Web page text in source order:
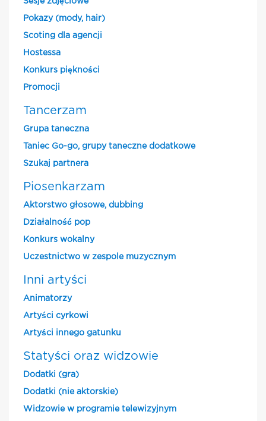
Pokazy (mody, hair)
Scoting dla agencji
Hostessa
Konkurs piękności
Promocji
Tancerzam
Grupa taneczna
Taniec Go-go, grupy taneczne dodatkowe
Szukaj partnera
Piosenkarzam
Aktorstwo głosowe, dubbing
Działalność pop
Konkurs wokalny
Uczestnictwo w zespole muzycznym
Inni artyści
Animatorzy
Artyści cyrkowi
Artyści innego gatunku
Statyści oraz widzowie
Dodatki (gra)
Dodatki (nie aktorskie)
Widzowie w programie telewizyjnym